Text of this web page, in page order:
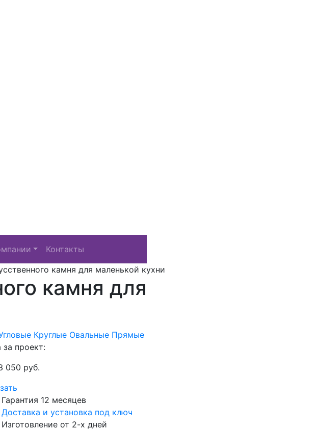
Контакты
камня для маленькой кухни
камня для
Круглые Овальные Прямые
за проект:
050 руб.
Гарантия 12 месяцев
Доставка и установка под ключ
Изготовление от 2-х дней